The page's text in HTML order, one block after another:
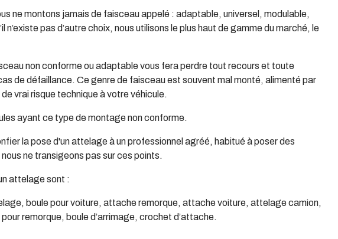
ne montons jamais de faisceau appelé : adaptable, universel, modulable,
pas d’autre choix, nous utilisons le plus haut de gamme du marché, le
non conforme ou adaptable vous fera perdre tout recours et toute
de défaillance. Ce genre de faisceau est souvent mal monté, alimenté par
vrai risque technique à votre véhicule.
ayant ce type de montage non conforme.
la pose d'un attelage à un professionnel agréé, habitué à poser des
ne transigeons pas sur ces points.
attelage sont :
boule pour voiture, attache remorque, attache voiture, attelage camion,
remorque, boule d’arrimage, crochet d’attache.